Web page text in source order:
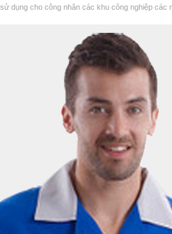
dụng cho công nhân các khu công nghiệp